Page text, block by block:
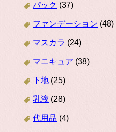
パック (37)
ファンデーション (48)
マスカラ (24)
マニキュア (38)
下地 (25)
乳液 (28)
代用品 (4)